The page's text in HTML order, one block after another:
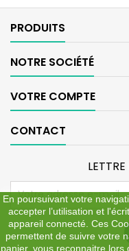
En poursuivant votre
accepter l’utilisation et
appareil connecté. Ces
permettent de suivre votre
panier, vous reconnaitre
PRODUITS
NOTRE SOCIÉTÉ
VOTRE COMPTE
CONTACT